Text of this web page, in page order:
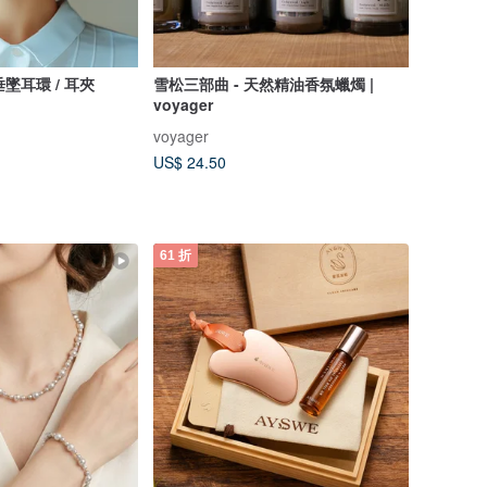
耳環 / 耳夾
雪松三部曲 - 天然精油香氛蠟燭 |
voyager
voyager
US$ 24.50
61 折